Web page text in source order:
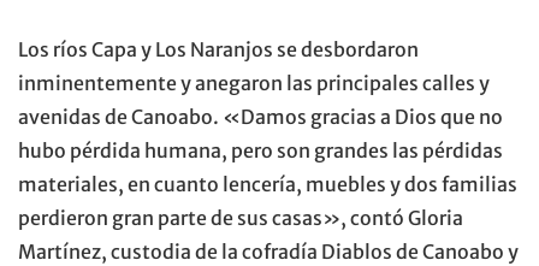
Los ríos Capa y Los Naranjos se desbordaron
inminentemente y anegaron las principales calles y
avenidas de Canoabo. «Damos gracias a Dios que no
hubo pérdida humana, pero son grandes las pérdidas
materiales, en cuanto lencería, muebles y dos familias
perdieron gran parte de sus casas», contó Gloria
Martínez, custodia de la cofradía Diablos de Canoabo y